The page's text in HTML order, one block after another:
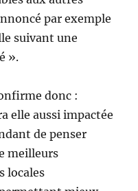
par exemple
suivant une
».
donc :
elle aussi impactée
de penser
meilleurs
locales